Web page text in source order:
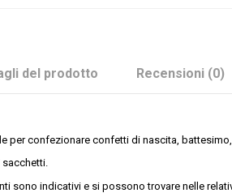
del prodotto Recensioni (0)
per confezionare confetti di nascita,
sono indicativi e si possono trovare nelle